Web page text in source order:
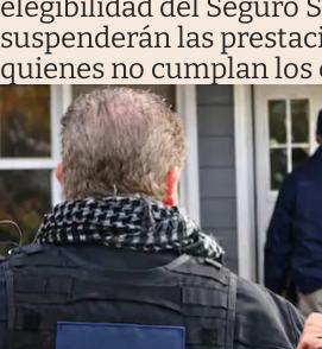
elegibilidad del Seguro
suspenderán las
quienes no cumplan